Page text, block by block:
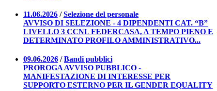
11.06.2026 /Selezione del personale
AVVISO DI SELEZIONE - 4 DIPENDENTI CAT. “B”
LIVELLO 3 CCNL FEDERCASA, A TEMPO PIENO E
DETERMINATO PROFILO AMMINISTRATIVO...
09.06.2026 /Bandi pubblici
PROROGA AVVISO PUBBLICO -
MANIFESTAZIONE DI INTERESSE PER
SUPPORTO ESTERNO PER IL GENDER EQUALITY